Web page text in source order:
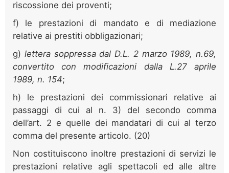
riscossione dei proventi;
f) le prestazioni di mandato e di mediazione
relative ai prestiti obbligazionari;
g) lettera soppressa dal D.L. 2 marzo 1989, n.69,
convertito con modificazioni dalla L.27 aprile
1989, n. 154;
h) le prestazioni dei commissionari relative ai
passaggi di cui al n. 3) del secondo comma
dell’art. 2 e quelle dei mandatari di cui al terzo
comma del presente articolo. (20)
Non costituiscono inoltre prestazioni di servizi le
prestazioni relative agli spettacoli ed alle altre